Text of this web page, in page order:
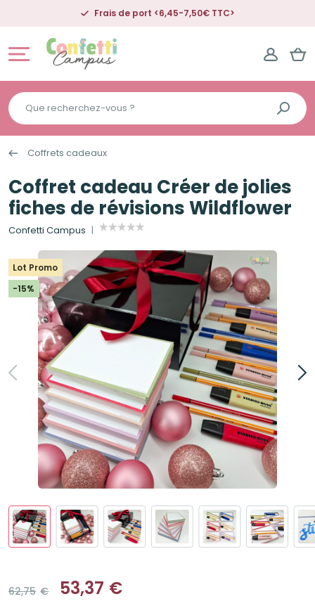
Livraison offerte dès 50€ d'achat
Que
recherchez-
vous
?
Coffrets cadeaux
Coffret cadeau Créer de jolies
fiches de révisions Wildflower
Confetti Campus
Lot Promo
-15%
62,75 € 53,37 €